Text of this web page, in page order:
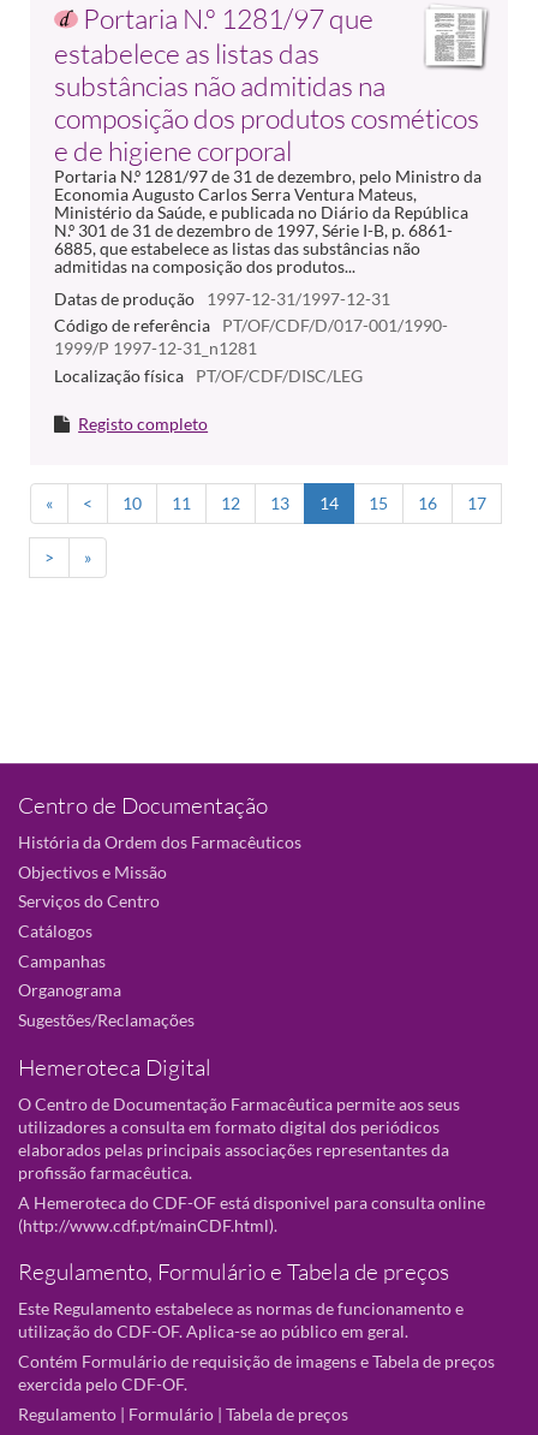
Portaria N.º 1281/97 que
estabelece as listas das
substâncias não admitidas na
composição dos produtos cosméticos
e de higiene corporal
Portaria N.º 1281/97 de 31 de dezembro, pelo Ministro da
Economia Augusto Carlos Serra Ventura Mateus,
Ministério da Saúde, e publicada no Diário da República
N.º 301 de 31 de dezembro de 1997, Série I-B, p. 6861-
6885, que estabelece as listas das substâncias não
admitidas na composição dos produtos...
Datas de produção
1997-12-31/1997-12-31
Código de referência
PT/OF/CDF/D/017-001/1990-
1999/P 1997-12-31_n1281
Localização física
PT/OF/CDF/DISC/LEG
Registo completo
« < 10 11 12 13 14 15 16 17
> »
Centro de Documentação
História da Ordem dos Farmacêuticos
Objectivos e Missão
Serviços do Centro
Catálogos
Campanhas
Organograma
Sugestões/Reclamações
Hemeroteca Digital
O Centro de Documentação Farmacêutica permite aos seus
utilizadores a consulta em formato digital dos periódicos
elaborados pelas principais associações representantes da
profissão farmacêutica.
A Hemeroteca do CDF-OF está disponivel para consulta online
(http://www.cdf.pt/mainCDF.html).
Regulamento, Formulário e Tabela de preços
Este Regulamento estabelece as normas de funcionamento e
utilização do CDF-OF. Aplica-se ao público em geral.
Contém Formulário de requisição de imagens e Tabela de preços
exercida pelo CDF-OF.
Regulamento | Formulário | Tabela de preços